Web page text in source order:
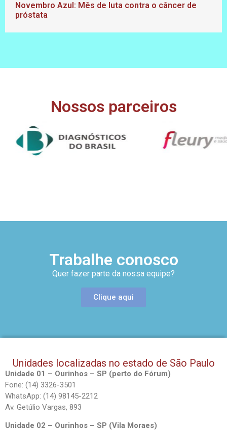
Novembro Azul: Mês de luta contra o câncer de
próstata
Nossos parceiros
Trabalhe conosco
Quer fazer parte da nossa equipe?
Clique aqui
Unidades localizadas no estado de São Paulo
Unidade 01 – Ourinhos – SP (perto do Fórum)
Fone: (14) 3326-3501
WhatsApp: (14) 98145-2212
Av. Getúlio Vargas, 893
Unidade 02 – Ourinhos – SP (Vila Moraes)